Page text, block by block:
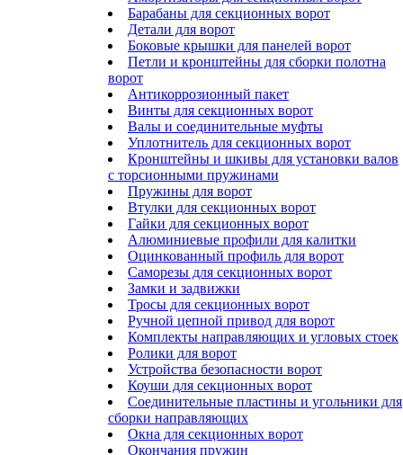
Барабаны для секционных ворот
Детали для ворот
Боковые крышки для панелей ворот
Петли и кронштейны для сборки полотна
ворот
Антикоррозионный пакет
Винты для секционных ворот
Валы и соединительные муфты
Уплотнитель для секционных ворот
Кронштейны и шкивы для установки валов
с торсионными пружинами
Пружины для ворот
Втулки для секционных ворот
Гайки для секционных ворот
Алюминиевые профили для калитки
Оцинкованный профиль для ворот
Саморезы для секционных ворот
Замки и задвижки
Тросы для секционных ворот
Ручной цепной привод для ворот
Комплекты направляющих и угловых стоек
Ролики для ворот
Устройства безопасности ворот
Коуши для секционных ворот
Соединительные пластины и угольники для
сборки направляющих
Окна для секционных ворот
Окончания пружин